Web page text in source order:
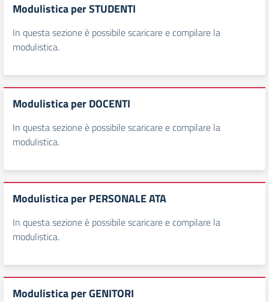
Modulistica per STUDENTI
In questa sezione è possibile scaricare e compilare la
modulistica.
Modulistica per DOCENTI
In questa sezione è possibile scaricare e compilare la
modulistica.
Modulistica per PERSONALE ATA
In questa sezione è possibile scaricare e compilare la
modulistica.
Modulistica per GENITORI